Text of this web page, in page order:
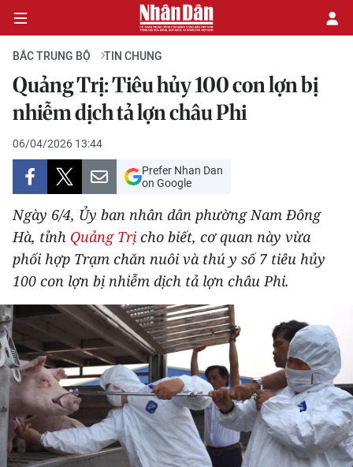
CHÍNH TRỊ
KINH TẾ
VĂN HÓA
XÃ HỘI
PHÁP LUẬT
THẾ GIỚI
THỂ THAO
GIÁO DỤC
Y TẾ
BẮC TRUNG BỘ TIN CHUNG
Quảng Trị: Tiêu hủy 100 con lợn bị
nhiễm dịch tả lợn châu Phi
06/04/2026 13:44
Prefer Nhan Dan
on Google
Ngày 6/4, Ủy ban nhân dân phường Nam Đông
Hà, tỉnh Quảng Trị cho biết, cơ quan này vừa
phối hợp Trạm chăn nuôi và thú y số 7 tiêu hủy
100 con lợn bị nhiễm dịch tả lợn châu Phi.